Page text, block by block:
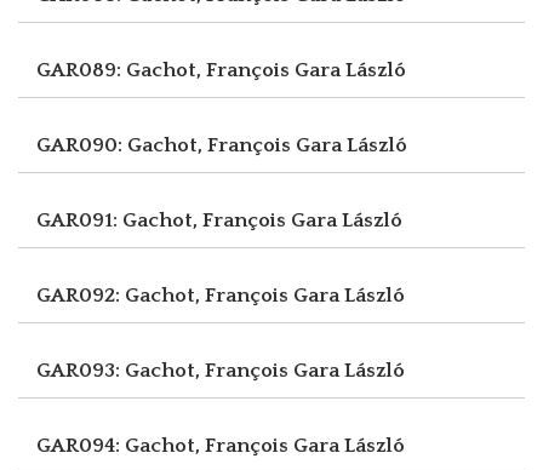
GAR089: Gachot, François Gara László
GAR090: Gachot, François Gara László
GAR091: Gachot, François Gara László
GAR092: Gachot, François Gara László
GAR093: Gachot, François Gara László
GAR094: Gachot, François Gara László